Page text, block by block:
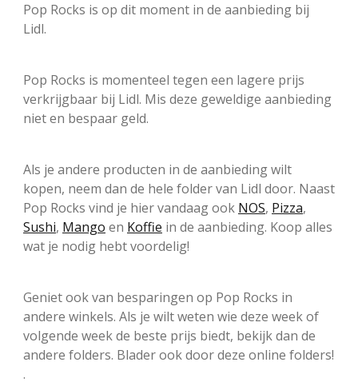
Pop Rocks is op dit moment in de aanbieding bij
Lidl.
Pop Rocks is momenteel tegen een lagere prijs
verkrijgbaar bij Lidl. Mis deze geweldige aanbieding
niet en bespaar geld.
Als je andere producten in de aanbieding wilt
kopen, neem dan de hele folder van Lidl door. Naast
Pop Rocks vind je hier vandaag ook NOS, Pizza,
Sushi, Mango en Koffie in de aanbieding. Koop alles
wat je nodig hebt voordelig!
Geniet ook van besparingen op Pop Rocks in
andere winkels. Als je wilt weten wie deze week of
volgende week de beste prijs biedt, bekijk dan de
andere folders. Blader ook door deze online folders!
.